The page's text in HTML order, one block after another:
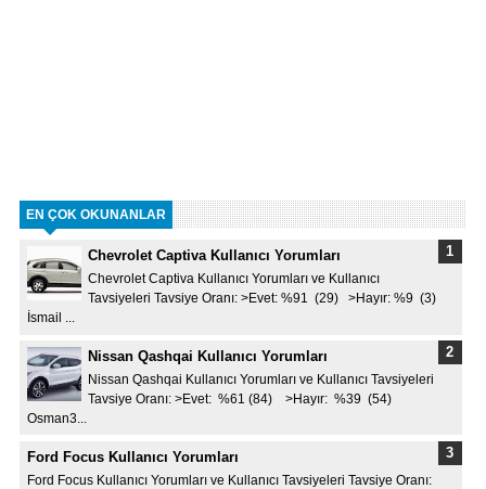
EN ÇOK OKUNANLAR
Chevrolet Captiva Kullanıcı Yorumları
Chevrolet Captiva Kullanıcı Yorumları ve Kullanıcı
Tavsiyeleri Tavsiye Oranı: >Evet: %91 (29) >Hayır: %9 (3)
İsmail ...
Nissan Qashqai Kullanıcı Yorumları
Nissan Qashqai Kullanıcı Yorumları ve Kullanıcı Tavsiyeleri
Tavsiye Oranı: >Evet: %61 (84) >Hayır: %39 (54)
Osman3...
Ford Focus Kullanıcı Yorumları
Ford Focus Kullanıcı Yorumları ve Kullanıcı Tavsiyeleri Tavsiye Oranı: